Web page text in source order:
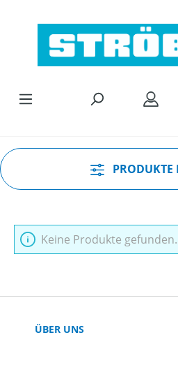
PRODUKTE
Keine Produkte gefunden.
ÜBER UNS